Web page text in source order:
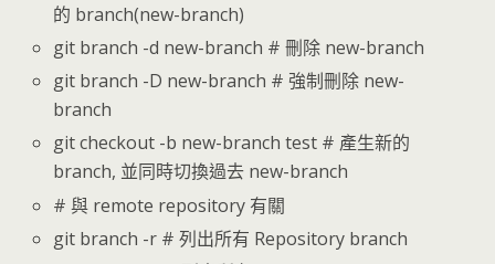
的 branch(new-branch)
git branch -d new-branch # 刪除 new-branch
git branch -D new-branch # 強制刪除 new-
branch
git checkout -b new-branch test # 產生新的
branch, 並同時切換過去 new-branch
# 與 remote repository 有關
git branch -r # 列出所有 Repository branch